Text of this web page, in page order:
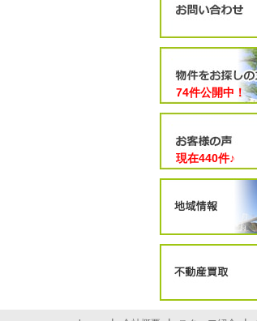
74件公開中！
現在440件♪